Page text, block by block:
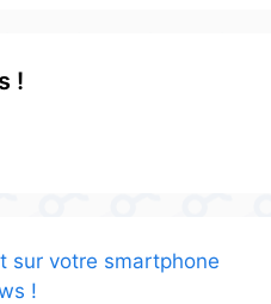
!
sur votre smartphone
!